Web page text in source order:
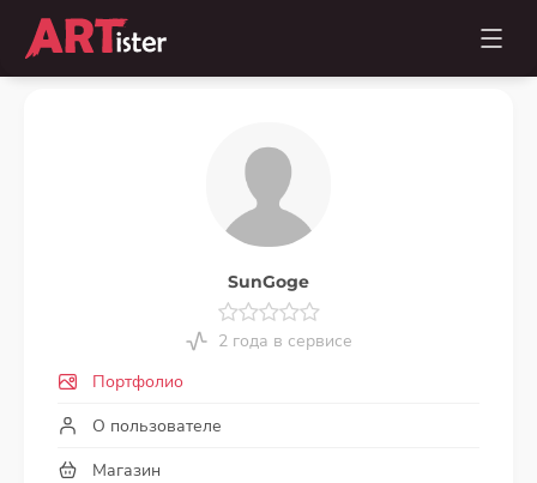
SunGoge
2 года в сервисе
Портфолио
О пользователе
Магазин